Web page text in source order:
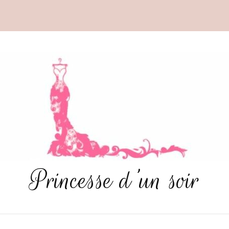
Princesse d'un soir